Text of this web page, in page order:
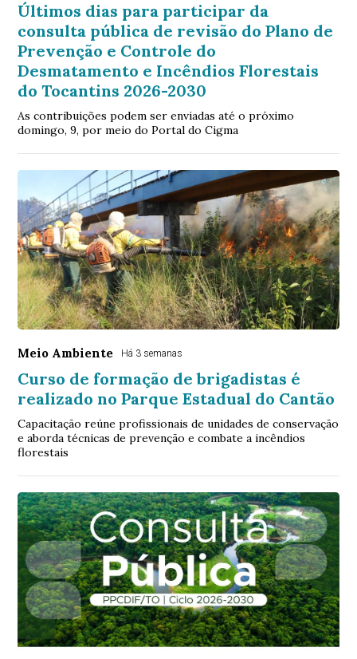
Últimos dias para participar da
consulta pública de revisão do Plano de
Prevenção e Controle do
Desmatamento e Incêndios Florestais
do Tocantins 2026-2030
As contribuições podem ser enviadas até o próximo
domingo, 9, por meio do Portal do Cigma
Meio Ambiente Há 3 semanas
Curso de formação de brigadistas é
realizado no Parque Estadual do Cantão
Capacitação reúne profissionais de unidades de conservação
e aborda técnicas de prevenção e combate a incêndios
florestais